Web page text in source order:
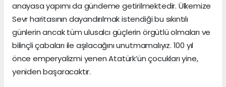
anayasa yapımı da gündeme getirilmektedir. Ülkemize
Sevr haritasının dayandırılmak istendiği bu sıkıntılı
günlerin ancak tüm ulusalcı güçlerin örgütlü olmaları ve
bilinçli çabaları ile aşılacağını unutmamalıyız. 100 yıl
önce emperyalizmi yenen Atatürk’ün çocukları yine,
yeniden başaracaktır.